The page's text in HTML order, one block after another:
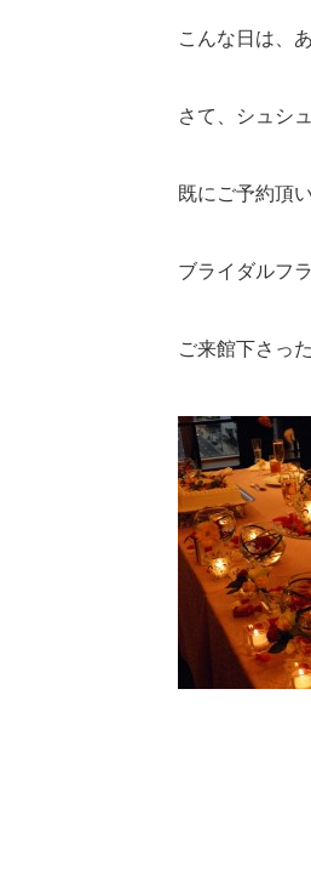
こんな日は、
さて、シュシ
既にご予約頂
ブライダルフ
ご来館下さっ